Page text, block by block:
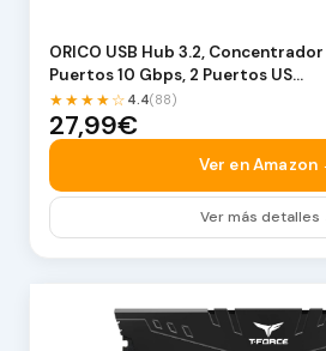
ORICO USB Hub 3.2,
Puertos 10 Gbps, 2 Puertos US…
★★★★☆ 4.4(88)
27,99€
Ver en Amazon
Ver más detalles